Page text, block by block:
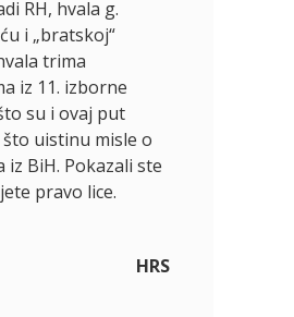
RH, hvala g.
i „bratskoj“
trima
iz 11. izborne
su i ovaj put
uistinu misle o
iz BiH. Pokazali ste
pravo lice.
HRS